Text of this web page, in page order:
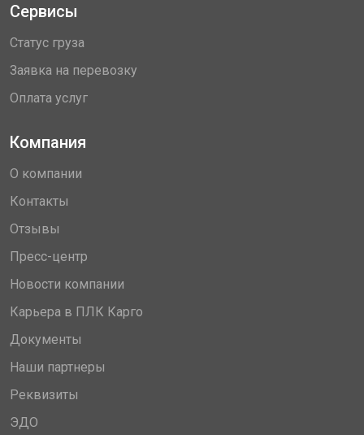
Сервисы
Статус груза
Заявка на перевозку
Оплата услуг
Компания
О компании
Контакты
Отзывы
Пресс-центр
Новости компании
Карьера в ПЛК Карго
Документы
Наши партнеры
Реквизиты
ЭДО